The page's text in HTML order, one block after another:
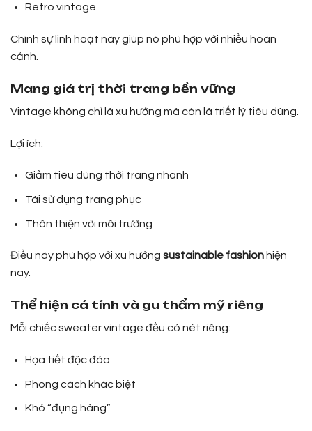
Retro vintage
Chính sự linh hoạt này giúp nó phù hợp với nhiều hoàn
cảnh.
Mang giá trị thời trang bền vững
Vintage không chỉ là xu hướng mà còn là triết lý tiêu dùng.
Lợi ích:
Giảm tiêu dùng thời trang nhanh
Tái sử dụng trang phục
Thân thiện với môi trường
Điều này phù hợp với xu hướng sustainable fashion hiện
nay.
Thể hiện cá tính và gu thẩm mỹ riêng
Mỗi chiếc sweater vintage đều có nét riêng:
Họa tiết độc đáo
Phong cách khác biệt
Khó “đụng hàng”